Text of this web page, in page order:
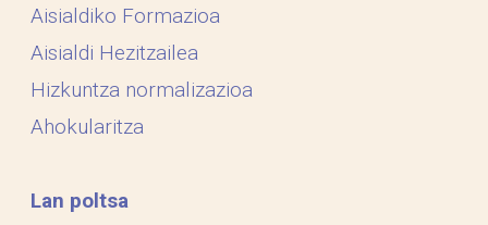
Aisialdiko Formazioa
Aisialdi Hezitzailea
Hizkuntza normalizazioa
Ahokularitza
Lan poltsa